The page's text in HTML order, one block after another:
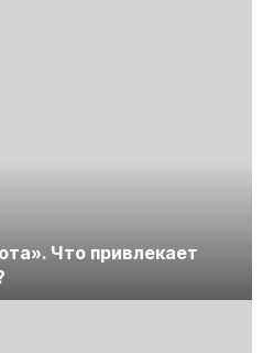
Что привлекает